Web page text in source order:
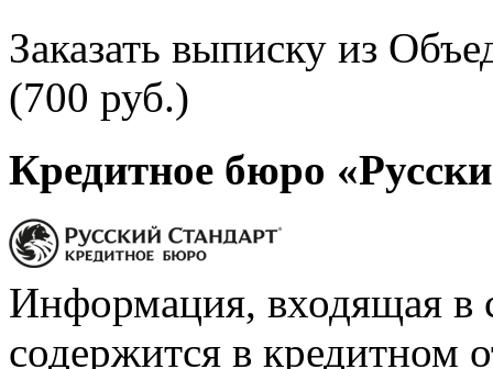
Заказать выписку из
(700 руб.)
Кредитное бюро
Информация, входящая в
содержится в кредитном